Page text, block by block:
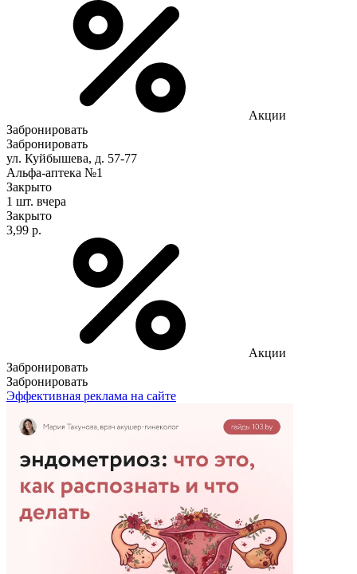
Акции
Забронировать
Забронировать
ул. Куйбышева, д. 57-77
Альфа-аптека №1
Закрыто
1 шт. вчера
Закрыто
3,99 р.
Акции
Забронировать
Забронировать
Эффективная реклама на сайте